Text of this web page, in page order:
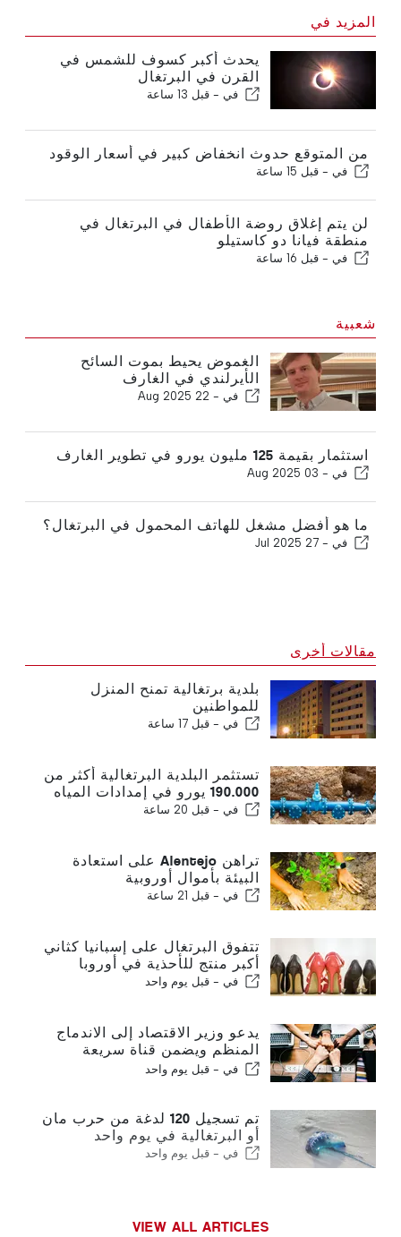
المزيد في
يحدث أكبر كسوف للشمس في
القرن في البرتغال
في - قبل 13 ساعة
من المتوقع حدوث انخفاض كبير في أسعار الوقود
في - قبل 15 ساعة
لن يتم إغلاق روضة الأطفال في البرتغال في
منطقة فيانا دو كاستيلو
في - قبل 16 ساعة
شعبية
الغموض يحيط بموت السائح
الأيرلندي في الغارف
في - 22 Aug 2025
استثمار بقيمة 125 مليون يورو في تطوير الغارف
في - 03 Aug 2025
ما هو أفضل مشغل للهاتف المحمول في البرتغال؟
في - 27 Jul 2025
مقالات أخرى
بلدية برتغالية تمنح المنزل
للمواطنين
في - قبل 17 ساعة
تستثمر البلدية البرتغالية أكثر من
190.000 يورو في إمدادات المياه
في - قبل 20 ساعة
تراهن Alentejo على استعادة
البيئة بأموال أوروبية
في - قبل 21 ساعة
تتفوق البرتغال على إسبانيا كثاني
أكبر منتج للأحذية في أوروبا
في - قبل يوم واحد
يدعو وزير الاقتصاد إلى الاندماج
المنظم ويضمن قناة سريعة
للمهاجرين
في - قبل يوم واحد
تم تسجيل 120 لدغة من حرب مان
أو البرتغالية في يوم واحد
في - قبل يوم واحد
VIEW ALL ARTICLES